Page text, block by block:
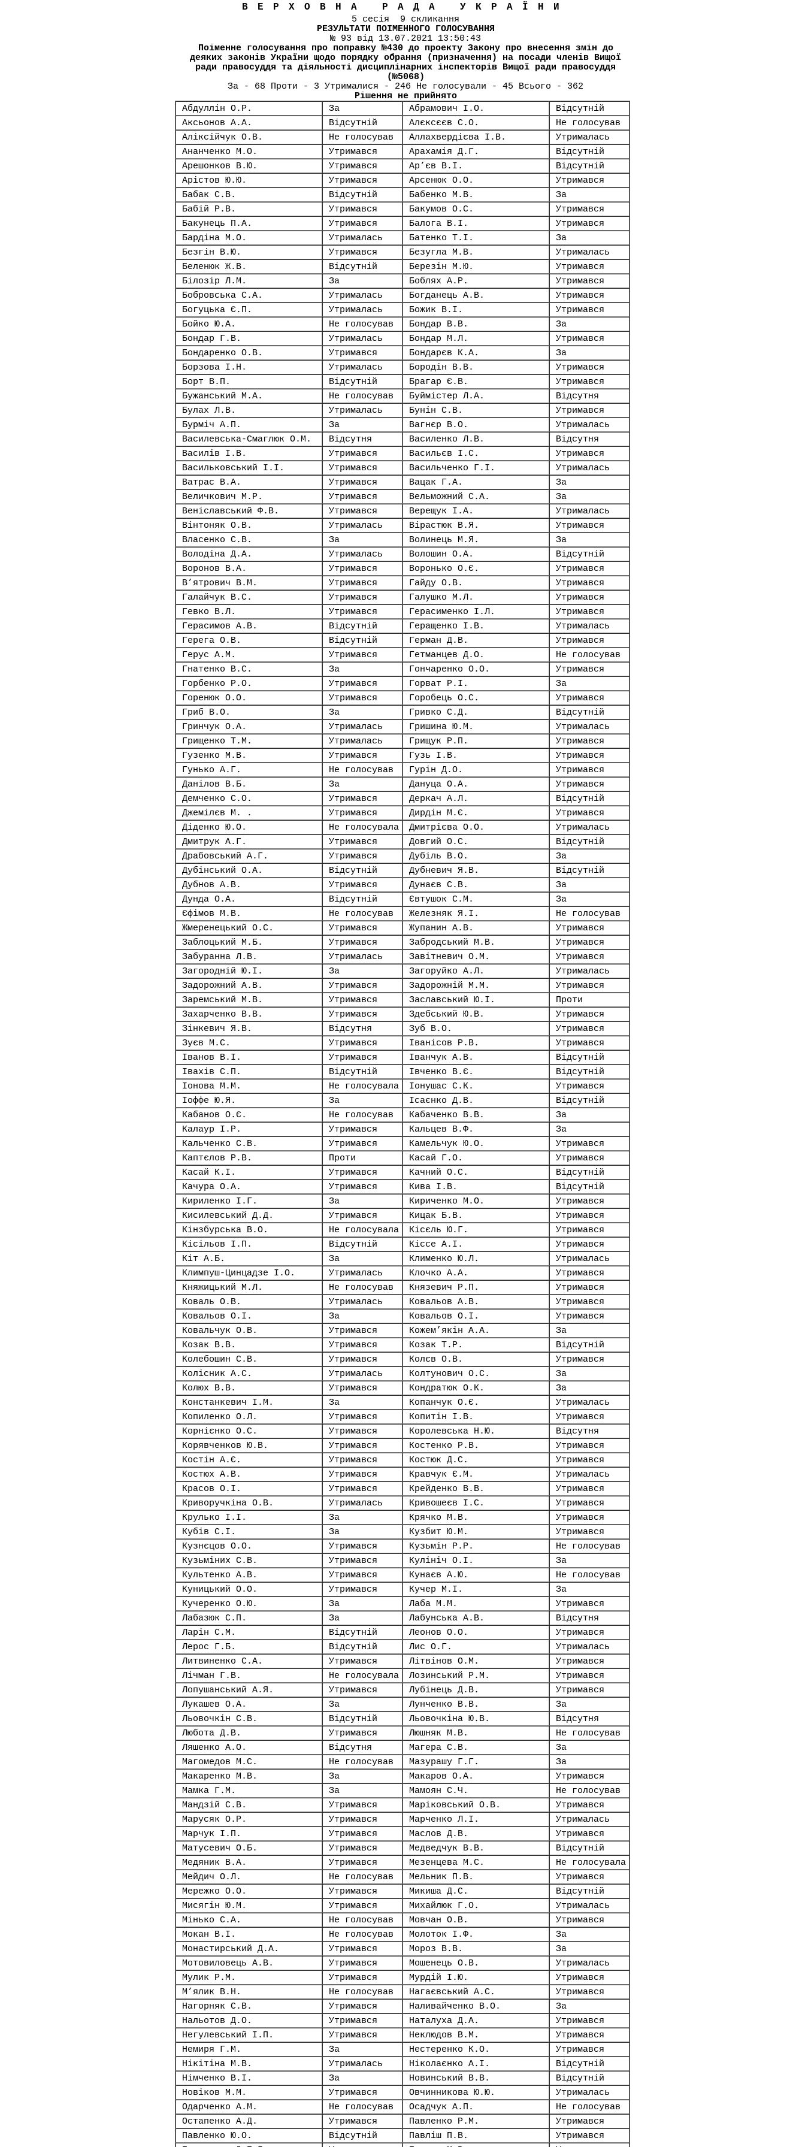
ВЕРХОВНА РАДА УКРАЇНИ
5 сесія 9 скликання
РЕЗУЛЬТАТИ ПОІМЕННОГО ГОЛОСУВАННЯ
№ 93 від 13.07.2021 13:50:43
Поіменне голосування про поправку №430 до проекту Закону про внесення змін до
деяких законів України щодо порядку обрання (призначення) на посади членів Вищої
ради правосуддя та діяльності дисциплінарних інспекторів Вищої ради правосуддя
(№5068)
За - 68 Проти - 3 Утрималися - 246 Не голосували - 45 Всього - 362
Рішення не прийнято
Абдуллін О.Р.
За Абрамович І.О.
Відсутній
Аксьонов А.А.
Відсутній Алєксєєв С.О.
Не голосував
Аліксійчук О.В.
Не голосував Аллахвердієва І.В.
Утрималась
Ананченко М.О.
Утримався Арахамія Д.Г.
Відсутній
Арешонков В.Ю.
Утримався Ар’єв В.І.
Відсутній
Арістов Ю.Ю.
Утримався Арсенюк О.О.
Утримався
Бабак С.В.
Відсутній Бабенко М.В.
За
Бабій Р.В.
Утримався Бакумов О.С.
Утримався
Бакунець П.А.
Утримався Балога В.І.
Утримався
Бардіна М.О.
Утрималась Батенко Т.І.
За
Безгін В.Ю.
Утримався Безугла М.В.
Утрималась
Беленюк Ж.В.
Відсутній Березін М.Ю.
Утримався
Білозір Л.М.
За Боблях А.Р.
Утримався
Бобровська С.А.
Утрималась Богданець А.В.
Утримався
Богуцька Є.П.
Утрималась Божик В.І.
Утримався
Бойко Ю.А.
Не голосував Бондар В.В.
За
Бондар Г.В.
Утрималась Бондар М.Л.
Утримався
Бондаренко О.В.
Утримався Бондарєв К.А.
За
Борзова І.Н.
Утрималась Бородін В.В.
Утримався
Борт В.П.
Відсутній Брагар Є.В.
Утримався
Бужанський М.А.
Не голосував Буймістер Л.А.
Відсутня
Булах Л.В.
Утрималась Бунін С.В.
Утримався
Бурміч А.П.
За Вагнєр В.О.
Утрималась
Василевська-Смаглюк О.М.
Відсутня Василенко Л.В.
Відсутня
Василів І.В.
Утримався Васильєв І.С.
Утримався
Васильковський І.І.
Утримався Васильченко Г.І.
Утрималась
Ватрас В.А.
Утримався Вацак Г.А.
За
Величкович М.Р.
Утримався Вельможний С.А.
За
Веніславський Ф.В.
Утримався Верещук І.А.
Утрималась
Вінтоняк О.В.
Утрималась Вірастюк В.Я.
Утримався
Власенко С.В.
За Волинець М.Я.
За
Володіна Д.А.
Утрималась Волошин О.А.
Відсутній
Воронов В.А.
Утримався Воронько О.Є.
Утримався
В’ятрович В.М.
Утримався Гайду О.В.
Утримався
Галайчук В.С.
Утримався Галушко М.Л.
Утримався
Гевко В.Л.
Утримався Герасименко І.Л.
Утримався
Герасимов А.В.
Відсутній Геращенко І.В.
Утрималась
Герега О.В.
Відсутній Герман Д.В.
Утримався
Герус А.М.
Утримався Гетманцев Д.О.
Не голосував
Гнатенко В.С.
За Гончаренко О.О.
Утримався
Горбенко Р.О.
Утримався Горват Р.І.
За
Горенюк О.О.
Утримався Горобець О.С.
Утримався
Гриб В.О.
За Гривко С.Д.
Відсутній
Гринчук О.А.
Утрималась Гришина Ю.М.
Утрималась
Грищенко Т.М.
Утрималась Грищук Р.П.
Утримався
Гузенко М.В.
Утримався Гузь І.В.
Утримався
Гунько А.Г.
Не голосував Гурін Д.О.
Утримався
Данілов В.Б.
За Дануца О.А.
Утримався
Демченко С.О.
Утримався Деркач А.Л.
Відсутній
Джемілєв М. .
Утримався Дирдін М.Є.
Утримався
Діденко Ю.О.
Не голосувала Дмитрієва О.О.
Утрималась
Дмитрук А.Г.
Утримався Довгий О.С.
Відсутній
Драбовський А.Г.
Утримався Дубіль В.О.
За
Дубінський О.А.
Відсутній Дубневич Я.В.
Відсутній
Дубнов А.В.
Утримався Дунаєв С.В.
За
Дунда О.А.
Відсутній Євтушок С.М.
За
Єфімов М.В.
Не голосував Железняк Я.І.
Не голосував
Жмеренецький О.С.
Утримався Жупанин А.В.
Утримався
Заблоцький М.Б.
Утримався Забродський М.В.
Утримався
Забуранна Л.В.
Утрималась Завітневич О.М.
Утримався
Загородній Ю.І.
За Загоруйко А.Л.
Утрималась
Задорожний А.В.
Утримався Задорожній М.М.
Утримався
Заремський М.В.
Утримався Заславський Ю.І.
Проти
Захарченко В.В.
Утримався Здебський Ю.В.
Утримався
Зінкевич Я.В.
Відсутня Зуб В.О.
Утримався
Зуєв М.С.
Утримався Іванісов Р.В.
Утримався
Іванов В.І.
Утримався Іванчук А.В.
Відсутній
Івахів С.П.
Відсутній Івченко В.Є.
Відсутній
Іонова М.М.
Не голосувала Іонушас С.К.
Утримався
Іоффе Ю.Я.
За Ісаєнко Д.В.
Відсутній
Кабанов О.Є.
Не голосував Кабаченко В.В.
За
Калаур І.Р.
Утримався Кальцев В.Ф.
За
Кальченко С.В.
Утримався Камельчук Ю.О.
Утримався
Каптєлов Р.В.
Проти Касай Г.О.
Утримався
Касай К.І.
Утримався Качний О.С.
Відсутній
Качура О.А.
Утримався Кива І.В.
Відсутній
Кириленко І.Г.
За Кириченко М.О.
Утримався
Кисилевський Д.Д.
Утримався Кицак Б.В.
Утримався
Кінзбурська В.О.
Не голосувала Кісєль Ю.Г.
Утримався
Кісільов І.П.
Відсутній Кіссе А.І.
Утримався
Кіт А.Б.
За Клименко Ю.Л.
Утрималась
Климпуш-Цинцадзе І.О.
Утрималась Клочко А.А.
Утримався
Княжицький М.Л.
Не голосував Князевич Р.П.
Утримався
Коваль О.В.
Утрималась Ковальов А.В.
Утримався
Ковальов О.І.
За Ковальов О.І.
Утримався
Ковальчук О.В.
Утримався Кожем’якін А.А.
За
Козак В.В.
Утримався Козак Т.Р.
Відсутній
Колебошин С.В.
Утримався Колєв О.В.
Утримався
Колісник А.С.
Утрималась Колтунович О.С.
За
Колюх В.В.
Утримався Кондратюк О.К.
За
Констанкевич І.М.
За Копанчук О.Є.
Утрималась
Копиленко О.Л.
Утримався Копитін І.В.
Утримався
Корнієнко О.С.
Утримався Королевська Н.Ю.
Відсутня
Корявченков Ю.В.
Утримався Костенко Р.В.
Утримався
Костін А.Є.
Утримався Костюк Д.С.
Утримався
Костюх А.В.
Утримався Кравчук Є.М.
Утрималась
Красов О.І.
Утримався Крейденко В.В.
Утримався
Криворучкіна О.В.
Утрималась Кривошеєв І.С.
Утримався
Крулько І.І.
За Крячко М.В.
Утримався
Кубів С.І.
За Кузбит Ю.М.
Утримався
Кузнєцов О.О.
Утримався Кузьмін Р.Р.
Не голосував
Кузьміних С.В.
Утримався Кулініч О.І.
За
Культенко А.В.
Утримався Кунаєв А.Ю.
Не голосував
Куницький О.О.
Утримався Кучер М.І.
За
Кучеренко О.Ю.
За Лаба М.М.
Утримався
Лабазюк С.П.
За Лабунська А.В.
Відсутня
Ларін С.М.
Відсутній Леонов О.О.
Утримався
Лерос Г.Б.
Відсутній Лис О.Г.
Утрималась
Литвиненко С.А.
Утримався Літвінов О.М.
Утримався
Лічман Г.В.
Не голосувала Лозинський Р.М.
Утримався
Лопушанський А.Я.
Утримався Лубінець Д.В.
Утримався
Лукашев О.А.
За Лунченко В.В.
За
Льовочкін С.В.
Відсутній Льовочкіна Ю.В.
Відсутня
Любота Д.В.
Утримався Люшняк М.В.
Не голосував
Ляшенко А.О.
Відсутня Магера С.В.
За
Магомедов М.С.
Не голосував Мазурашу Г.Г.
За
Макаренко М.В.
За Макаров О.А.
Утримався
Мамка Г.М.
За Мамоян С.Ч.
Не голосував
Мандзій С.В.
Утримався Маріковський О.В.
Утримався
Марусяк О.Р.
Утримався Марченко Л.І.
Утрималась
Марчук І.П.
Утримався Маслов Д.В.
Утримався
Матусевич О.Б.
Утримався Медведчук В.В.
Відсутній
Медяник В.А.
Утримався Мезенцева М.С.
Не голосувала
Мейдич О.Л.
Не голосував Мельник П.В.
Утримався
Мережко О.О.
Утримався Микиша Д.С.
Відсутній
Мисягін Ю.М.
Утримався Михайлюк Г.О.
Утрималась
Мінько С.А.
Не голосував Мовчан О.В.
Утримався
Мокан В.І.
Не голосував Молоток І.Ф.
За
Монастирський Д.А.
Утримався Мороз В.В.
За
Мотовиловець А.В.
Утримався Мошенець О.В.
Утрималась
Мулик Р.М.
Утримався Мурдій І.Ю.
Утримався
М’ялик В.Н.
Не голосував Нагаєвський А.С.
Утримався
Нагорняк С.В.
Утримався Наливайченко В.О.
За
Нальотов Д.О.
Утримався Наталуха Д.А.
Утримався
Негулевський І.П.
Утримався Неклюдов В.М.
Утримався
Немиря Г.М.
За Нестеренко К.О.
Утримався
Нікітіна М.В.
Утрималась Ніколаєнко А.І.
Відсутній
Німченко В.І.
За Новинський В.В.
Відсутній
Новіков М.М.
Утримався Овчинникова Ю.Ю.
Утрималась
Одарченко А.М.
Не голосував Осадчук А.П.
Не голосував
Остапенко А.Д.
Утримався Павленко Р.М.
Утримався
Павленко Ю.О.
Відсутній Павліш П.В.
Утримався